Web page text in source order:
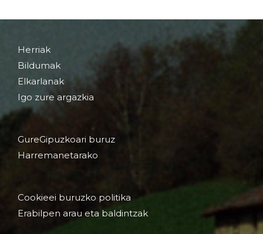
Herriak
Bildumak
Elkarlanak
Igo zure argazkia
GureGipuzkoari buruz
Harremanetarako
Cookieei buruzko politika
Erabilpen arau eta baldintzak